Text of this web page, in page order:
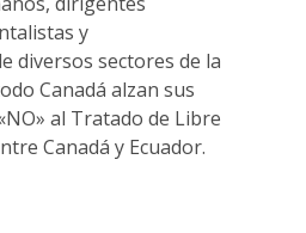
del Medio Ambiente,
Dominicana exigen
y
diversos sectores de la
Canadá alzan sus
al Tratado de Libre
Canadá y Ecuador.